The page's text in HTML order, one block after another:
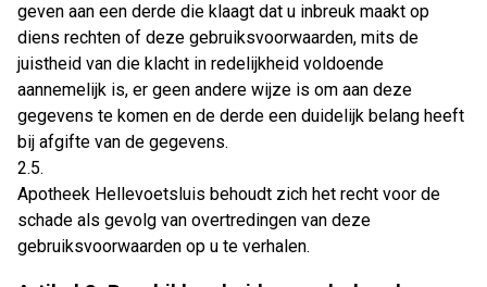
geven aan een derde die klaagt dat u inbreuk maakt op
diens rechten of deze gebruiksvoorwaarden, mits de
juistheid van die klacht in redelijkheid voldoende
aannemelijk is, er geen andere wijze is om aan deze
gegevens te komen en de derde een duidelijk belang heeft
bij afgifte van de gegevens.
2.5.
Apotheek Hellevoetsluis behoudt zich het recht voor de
schade als gevolg van overtredingen van deze
gebruiksvoorwaarden op u te verhalen.